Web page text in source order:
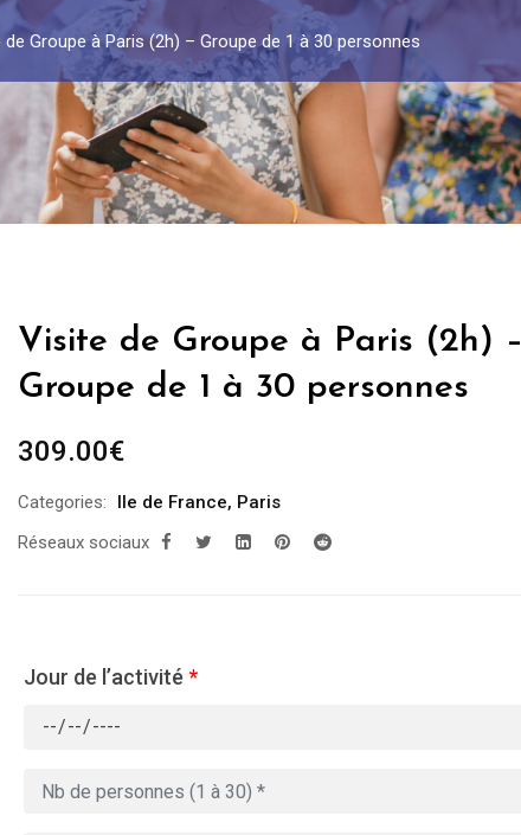
de Groupe à Paris (2h) – Groupe de 1 à 30 personnes
Visite de Groupe à Paris (2h) –
Groupe de 1 à 30 personnes
309.00€
Categories: Ile de France, Paris
Réseaux sociaux
Jour de l’activité *